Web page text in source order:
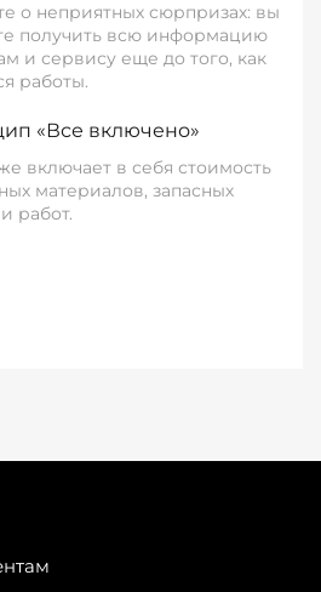
о неприятных сюрпризах: вы
получить всю информацию
и сервису еще до того, как
работы.
«Все включено»
включает в себя стоимость
материалов, запасных
работ.